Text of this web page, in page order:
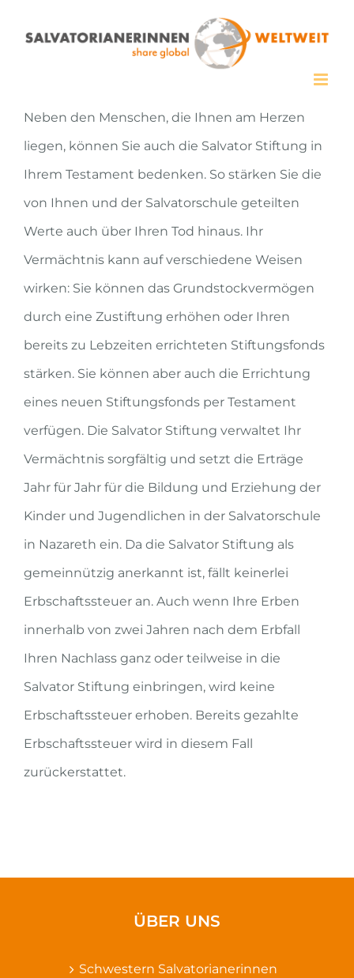
Inhalt
Neben den Menschen, die Ihnen am Herzen
liegen, können Sie auch die Salvator Stiftung in
Ihrem Testament bedenken. So stärken Sie die
von Ihnen und der Salvatorschule geteilten
Werte auch über Ihren Tod hinaus. Ihr
Vermächtnis kann auf verschiedene Weisen
wirken: Sie können das Grundstockvermögen
durch eine Zustiftung erhöhen oder Ihren
bereits zu Lebzeiten errichteten Stiftungsfonds
stärken. Sie können aber auch die Errichtung
eines neuen Stiftungsfonds per Testament
verfügen. Die Salvator Stiftung verwaltet Ihr
Vermächtnis sorgfältig und setzt die Erträge
Jahr für Jahr für die Bildung und Erziehung der
Kinder und Jugendlichen in der Salvatorschule
in Nazareth ein. Da die Salvator Stiftung als
gemeinnützig anerkannt ist, fällt keinerlei
Erbschaftssteuer an. Auch wenn Ihre Erben
innerhalb von zwei Jahren nach dem Erbfall
Ihren Nachlass ganz oder teilweise in die
Salvator Stiftung einbringen, wird keine
Erbschaftssteuer erhoben. Bereits gezahlte
Erbschaftssteuer wird in diesem Fall
zurückerstattet.
ÜBER UNS
Schwestern Salvatorianerinnen